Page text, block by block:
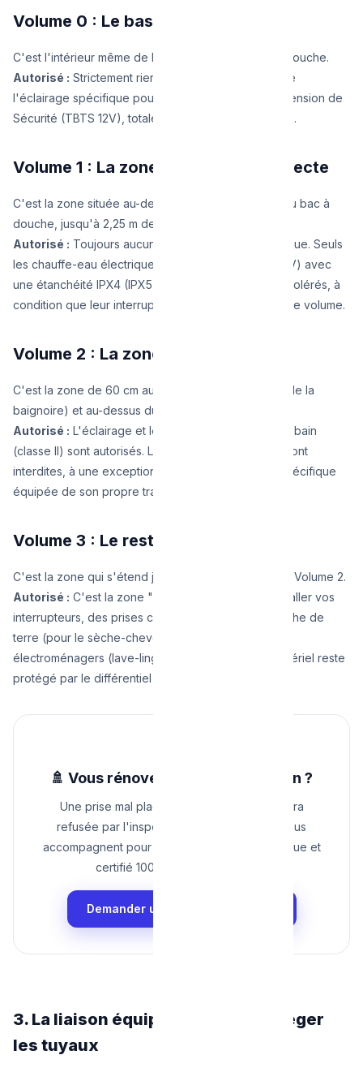
Volume 0 : Le bassin d'eau
C'est l'intérieur même de la baignoire ou du bac à douche.
Autorisé : Strictement rien en 230V ! Uniquement de
l'éclairage spécifique pour jacuzzi en Très Basse Tension de
Sécurité (TBTS 12V), totalement immergeable (IPX7).
Volume 1 : La zone de projection directe
C'est la zone située au-dessus de la baignoire ou du bac à
douche, jusqu'à 2,25 m de hauteur.
Autorisé : Toujours aucune prise de courant classique. Seuls
les chauffe-eau électriques ou l'éclairage TBTS (12V) avec
une étanchéité IPX4 (IPX5 pour les jets d'eau) sont tolérés, à
condition que leur interrupteur soit à l'extérieur de ce volume.
Volume 2 : La zone de proximité
C'est la zone de 60 cm autour du Volume 1 (autour de la
baignoire) et au-dessus du lavabo.
Autorisé : L'éclairage et les chauffages de salle de bain
(classe II) sont autorisés. Les
y sont
interdites, à une exception près : une prise rasoir spécifique
équipée de son propre transformateur d'isolement.
Volume 3 : Le reste de la pièce
C'est la zone qui s'étend jusqu'à 2,40 m au-delà du Volume 2.
Autorisé : C'est la zone "libre". Vous pouvez y installer vos
interrupteurs, des prises classiques 230V avec broche de
terre (pour le sèche-cheveux) et des appareils
électroménagers (lave-linge). Attention : tout ce matériel reste
protégé par le différentiel 30 mA !
🚿 Vous rénovez votre salle de bain ?
Une prise mal placée et votre installation sera
refusée par l'inspecteur. Nos électriciens vous
accompagnent pour un aménagement esthétique et
certifié 100% conforme au RGIE.
Demander un Devis Salle de Bain
3. La liaison équipotentielle : Protéger
les tuyaux